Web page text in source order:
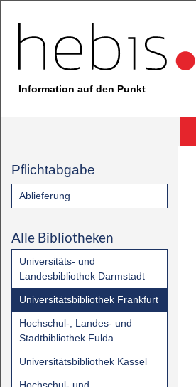
Information auf den Punkt
Pflichtabgabe
Ablieferung
Alle Bibliotheken
Universitäts- und
Landesbibliothek Darmstadt
Universitätsbibliothek Frankfurt
Hochschul-, Landes- und
Stadtbibliothek Fulda
Universitätsbibliothek Kassel